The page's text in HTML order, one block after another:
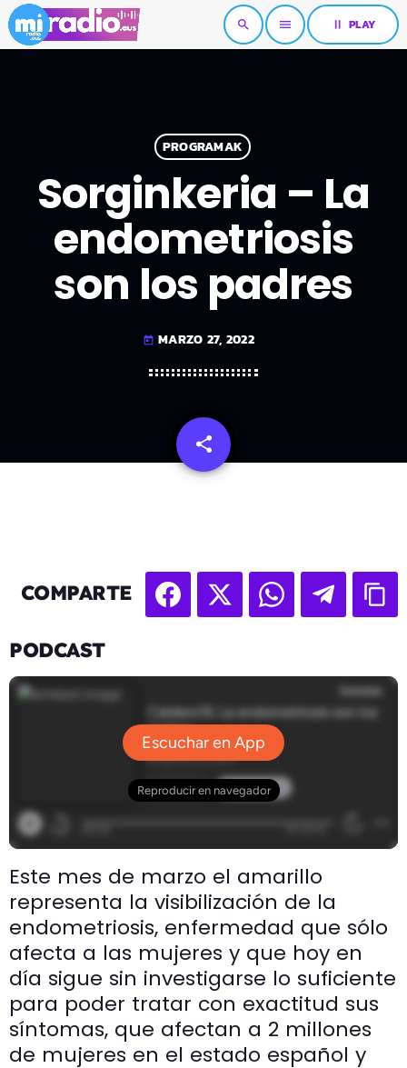
search menu pause PLAY
PROGRAMAK
Sorginkeria – La
endometriosis
son los padres
today MARZO 27, 2022
share
email
COMPARTE
PODCAST
Este mes de marzo el amarillo
representa la visibilización de la
endometriosis, enfermedad que sólo
afecta a las mujeres y que hoy en
día sigue sin investigarse lo suficiente
para poder tratar con exactitud sus
síntomas, que afectan a 2 millones
de mujeres en el estado español y